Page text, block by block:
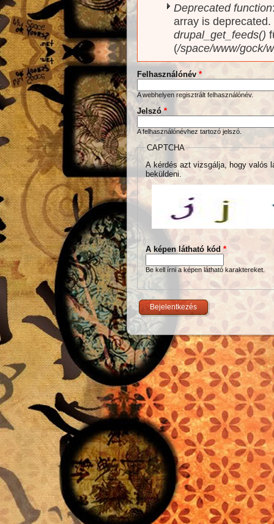
Deprecated function
array is
drupal_get_feeds()
(/space/www/gock/
Felhasználónév *
A webhelyen regisztrált felhasználónév.
Jelszó*
A felhasználónévhez tartozó jelszó.
CAPTCHA
A kérdés azt vizsgálja, hogy valós
beküldeni.
A képen látható kód *
Be kell írni a képen látható karaktereket.